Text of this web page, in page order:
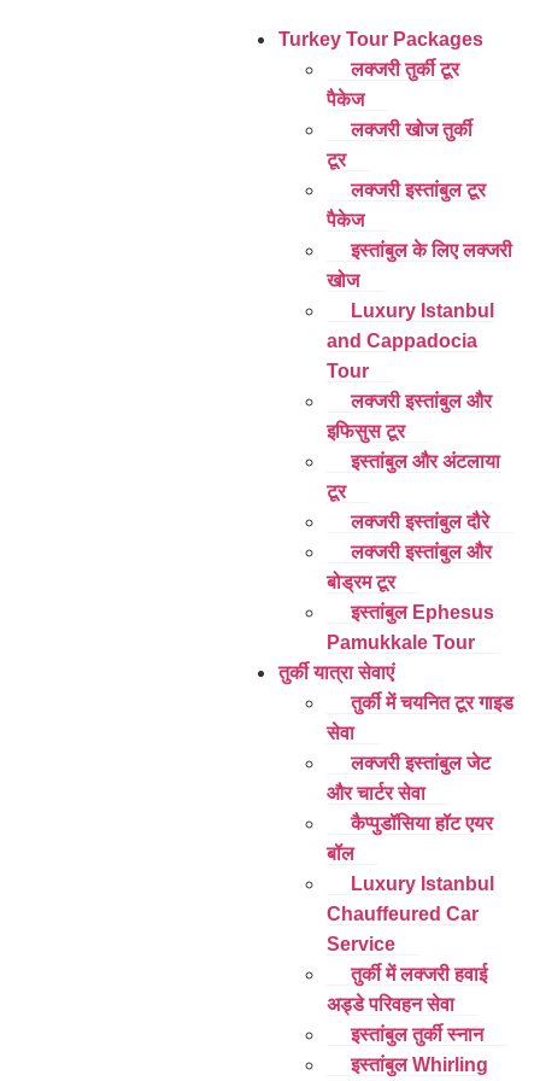
Turkey Tour Packages
लक्जरी तुर्की टूर
पैकेज
लक्जरी खोज तुर्की
टूर
लक्जरी इस्तांबुल टूर
पैकेज
इस्तांबुल के लिए लक्जरी
खोज
Luxury Istanbul
and Cappadocia
Tour
लक्जरी इस्तांबुल और
इफिसुस टूर
इस्तांबुल और अंटलाया
टूर
लक्जरी इस्तांबुल दौरे
लक्जरी इस्तांबुल और
बोड्रम टूर
इस्तांबुल Ephesus
Pamukkale Tour
तुर्की यात्रा सेवाएं
तुर्की में चयनित टूर गाइड
सेवा
लक्जरी इस्तांबुल जेट
और चार्टर सेवा
कैप्पुडॉसिया हॉट एयर
बॉल
Luxury Istanbul
Chauffeured Car
Service
तुर्की में लक्जरी हवाई
अड्डे परिवहन सेवा
इस्तांबुल तुर्की स्नान
इस्तांबुल Whirling